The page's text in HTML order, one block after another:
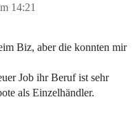
14:21
Biz, aber die konnten mir
Job ihr Beruf ist sehr
als Einzelhändler.